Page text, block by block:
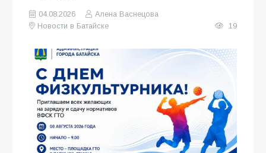
04.08.2026
Алена Васнецова
Новости в Батайске
19